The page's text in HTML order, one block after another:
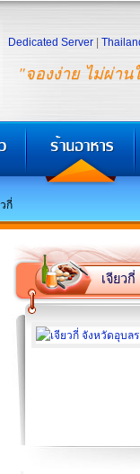
"จองง่าย ไม่ผ่าน
Dedicated Server
กี่
เจียวกี่